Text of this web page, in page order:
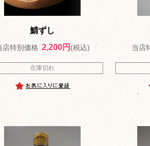
鯖ずし
店特別価格 2,200円 (税込)
在庫切れ
当店